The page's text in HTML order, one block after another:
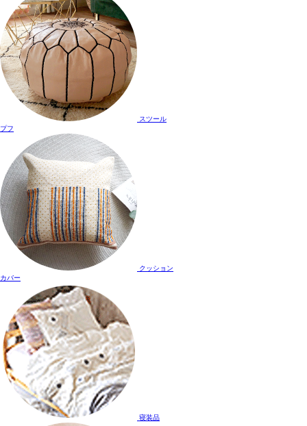
スツール
プフ
クッション
カバー
寝装品